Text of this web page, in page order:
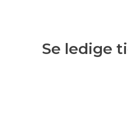
Se ledige